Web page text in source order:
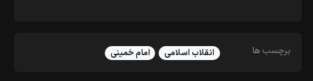
برچسب ها انقلاب اسلامی امام خمینی